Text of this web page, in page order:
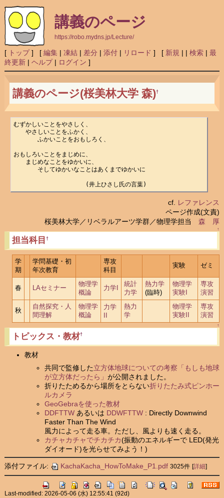
講義のページ
https://robo.mydns.jp/Lecture/
[ トップ] [ 編集| 凍結 | 差分 | 添付| リロード ] [ 新規 | | 検索| 最
終更新| ヘルプ| ログイン ]
講義のページ(桜美林大学 森)†
むずかしいことをやさしく、
やさしいことをふかく、
ふかいことをおもしろく、
おもしろいことをまじめに、
まじめなことをゆかいに、
そしてゆかいなことはあくまでゆかいに
(井上ひさし氏の言葉)
cf. レファレンス
ページ作成(文責)
桜美林大学／リベラルアーツ学群／物理学担当 森 厚
↑
担当科目 †
学
期
学問基礎・初
年次教育
専攻
科目
実験 ゼミ
春 LAセミナー
物理学
概論
力学I
統計
力学
熱力学
(臨時)
物理学
実験I
専攻
演習
秋
自然探究・人
間理解
物理学
概論
力学
熱力
学
物理学
実験II
専攻
演習
↑
トピックス・教材†
教材
共同で監修した立方体地球についての考察「もしも地球
が立方体だったら」 が公開されました。
折りたためるから場所をとらない折りたたみ式ピンホー
ルカメラ
GeoGebraを使った教材
DDFTTWあるいは DDWFTTW: Directly Downwind
Faster Than The Wind
風力によって走る車。ただし、風よりも速く走る。
カチャカチャでチカチカ(振動のエネルギーで LED(発光
ダイオード)を光らせてみよう！)
添付ファイル: KachaKacha_HowToMake_P1.pdf 3025件 [詳細]
Last-modified: 2026-05-06 (水) 12:55:41 (92d)